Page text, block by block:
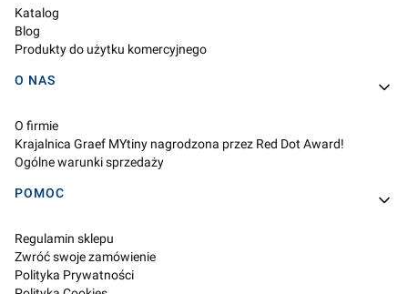
Katalog
Blog
Produkty do użytku komercyjnego
O NAS
O firmie
Krajalnica Graef MYtiny nagrodzona przez Red Dot Award!
Ogólne warunki sprzedaży
POMOC
Regulamin sklepu
Zwróć swoje zamówienie
Polityka Prywatności